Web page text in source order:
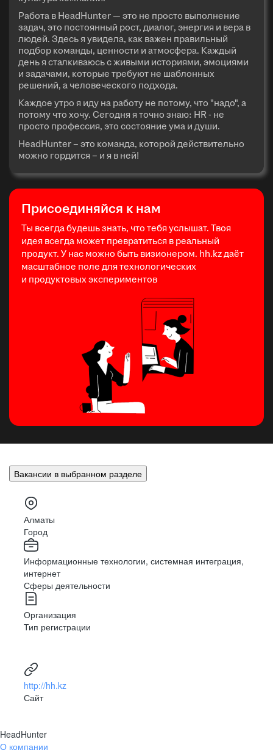
Работа в HeadHunter — это не просто выполнение
задач, это постоянный рост, диалог, энергия и вера в
людей. Здесь я увидела, как важен правильный
подбор команды, ценности и атмосфера. Каждый
день я сталкиваюсь с живыми историями, эмоциями
и задачами, которые требуют не шаблонных
решений, а человеческого подхода.
Каждое утро я иду на работу не потому, что "надо", а
потому что хочу. Сегодня я точно знаю: HR - не
просто профессия, это состояние ума и души.
HeadHunter – это команда, которой действительно
можно гордится – и я в ней!
Присоединяйся к нам
Ты всегда будешь знать, что тебя услышат. Твоя
идея всегда может превратиться в реальный
продукт. У нас можно быть визионером. hh.kz даёт
масштабное поле для технологических
и продуктовых экспериментов
Вакансии в выбранном разделе
Алматы
Город
Информационные технологии, системная интеграция,
интернет
Сферы деятельности
Организация
Тип регистрации
http://hh.kz
Сайт
HeadHunter
О компании